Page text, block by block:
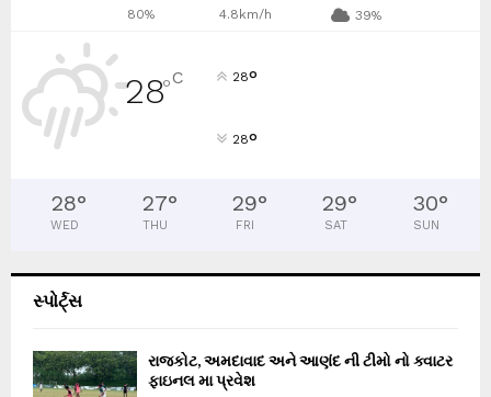
80% 4.8km/h 39%
28°C 28°
28°
28°
WED
27°
THU
29°
FRI
29°
SAT
30°
SUN
સ્પોર્ટ્સ
રાજકોટ, અમદાવાદ અને આણંદ ની ટીમો નો ક્વાટર
ફાઇનલ મા પ્રવેશ